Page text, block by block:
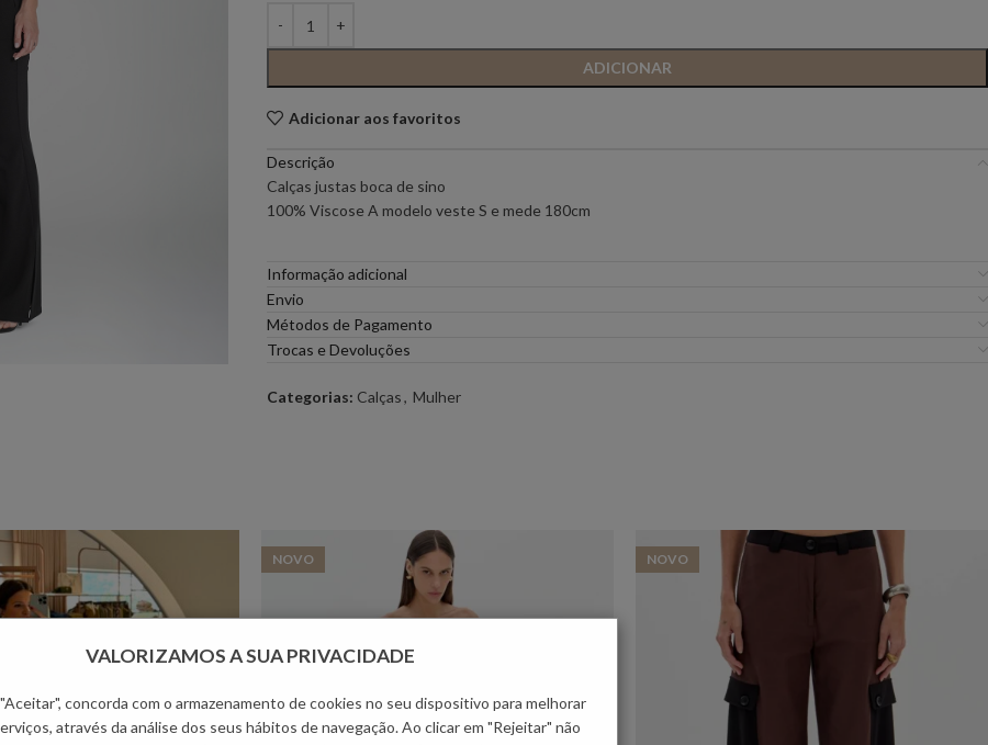
PONTO CHIC PREMIUM ANIYE BY
LOCOLUXO
SCOTCH & SODA SIMONA
ADICIONAR
Adicionar aos favoritos
Descrição
Calças justas boca de sino
100% Viscose A modelo veste S e mede 180cm
Informação adicional
Envio
Métodos de Pagamento
Trocas e Devoluções
Categorias: Calças, Mulher
NOVO NOVO
VALORIZAMOS A SUA PRIVACIDADE
concorda com o armazenamento de cookies no seu dispositivo para melhorar
através da análise dos seus hábitos de navegação. Ao clicar em "Rejeitar" não